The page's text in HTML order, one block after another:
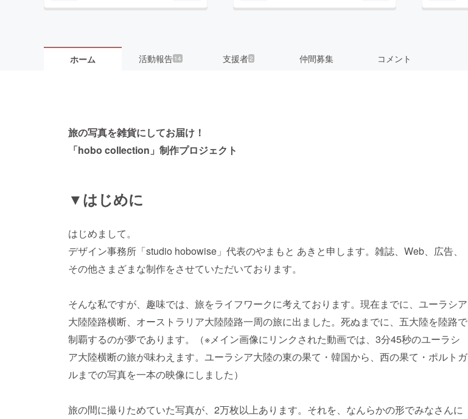
ホーム 活動報告 14 支援者2 仲間募集 コメント
旅の写真を雑貨にしてお届け！
「hobo collection」制作プロジェクト
▼はじめに
はじめまして。
デザイン事務所「studio hobowise」代表のやまもと あきと申します。雑誌、Web、広告、
その他さまざまな制作をさせていただいております。
そんな私ですが、趣味では、旅をライフワークに考えております。現在までに、ユーラシア
大陸陸路横断、オーストラリア大陸陸路一周の旅に出ました。死ぬまでに、五大陸を陸路で
制覇するのが夢であります。（※メイン画像にリンクされた動画では、3分45秒のユーラシ
ア大陸横断の旅が味わえます。ユーラシア大陸の東の果て・韓国から、西の果て・ポルトガ
ルまでの写真を一本の映像にしました）
旅の間に撮りためていた写真が、2万枚以上あります。それを、なんらかの形でみなさんに